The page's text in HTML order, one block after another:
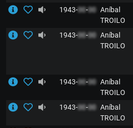
1943-00-00 Aníbal
TROILO
1943-00-00 Aníbal
TROILO
1943-00-00 Aníbal
TROILO
1943-00-00 Aníbal
TROILO